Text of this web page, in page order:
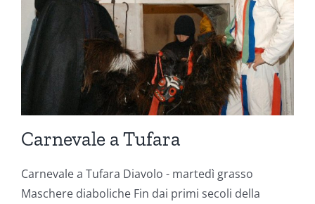
Carnevale a Tufara
Carnevale a Tufara Diavolo - martedì grasso
Maschere diaboliche Fin dai primi secoli della